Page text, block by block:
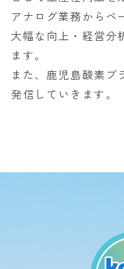
アナログ業務からペ
大幅な向上・経営分
ます。
また、鹿児島酸素ブ
発信していきます。